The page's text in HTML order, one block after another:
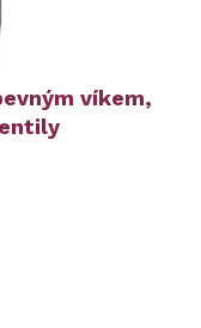
víkem,